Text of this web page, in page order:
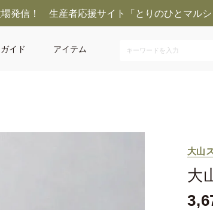
発信！ 生産者応援サイト「とりのひとマルシ
イド アイテム
大山
大